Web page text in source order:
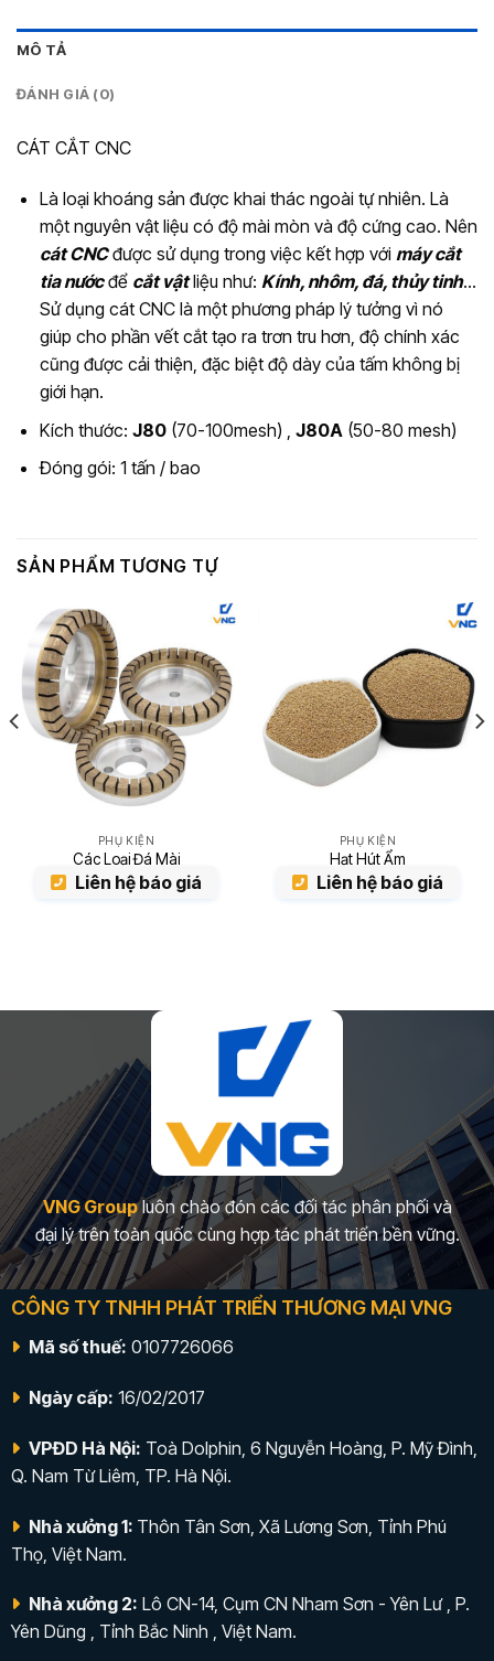
MÔ TẢ
ĐÁNH GIÁ (0)
CÁT CẮT CNC
Là loại khoáng sản được khai thác ngoài tự nhiên. Là
một nguyên vật liệu có độ mài mòn và độ cứng cao. Nên
cát CNCđược sử dụng trong việc kết hợp với máy cắt
tia nướcđể cắt vậtliệu như: Kính, nhôm, đá, thủy tinh…
Sử dụng cát CNC là một phương pháp lý tưởng vì nó
giúp cho phần vết cắt tạo ra trơn tru hơn, độ chính xác
cũng được cải thiện, đặc biệt độ dày của tấm không bị
giới hạn.
Kích thước: J80(70-100mesh) , J80A (50-80 mesh)
Đóng gói: 1 tấn / bao
SẢN PHẨM TƯƠNG TỰ
PHỤ KIỆN
Các Loại Đá Mài
Liên hệ báo giá
PHỤ KIỆN
Hạt Hút Ẩm
Liên hệ báo giá
VNG Groupluôn chào đón các đối tác phân phối và
đại lý trên toàn quốc cùng hợp tác phát triển bền vững.
CÔNG TY TNHH PHÁT TRIỂN THƯƠNG MẠI VNG
Mã số thuế: 0107726066
Ngày cấp: 16/02/2017
VPĐD Hà Nội: Toà Dolphin, 6 Nguyễn Hoàng, P. Mỹ Đình,
Q. Nam Từ Liêm, TP. Hà Nội.
Nhà xưởng 1: Thôn Tân Sơn, Xã Lương Sơn, Tỉnh Phú
Thọ, Việt Nam.
Nhà xưởng 2: Lô CN-14, Cụm CN Nham Sơn - Yên Lư , P.
Yên Dũng , Tỉnh Bắc Ninh , Việt Nam.